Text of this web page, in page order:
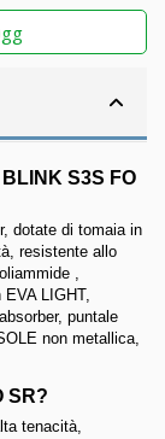
S3S FO
dotate di tomaia in
resistente allo
,
LIGHT,
puntale
non metallica,
SR?
tenacità,